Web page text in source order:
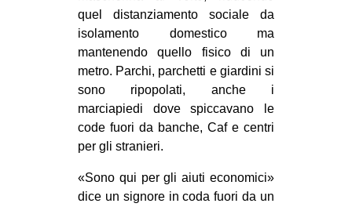
quel distanziamento sociale da
isolamento domestico ma
mantenendo quello fisico di un
metro. Parchi, parchetti e giardini si
sono ripopolati, anche i
marciapiedi dove spiccavano le
code fuori da banche, Caf e centri
per gli stranieri.
«Sono qui per gli aiuti economici»
dice un signore in coda fuori da un